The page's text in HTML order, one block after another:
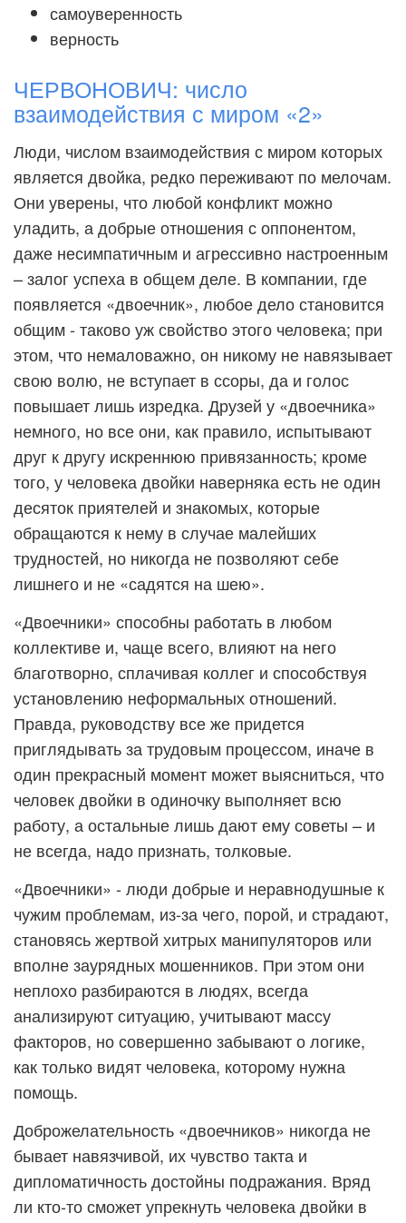
самоуверенность
верность
ЧЕРВОНОВИЧ: число
взаимодействия с миром «2»
Люди, числом взаимодействия с миром которых
является двойка, редко переживают по мелочам.
Они уверены, что любой конфликт можно
уладить, а добрые отношения с оппонентом,
даже несимпатичным и агрессивно настроенным
– залог успеха в общем деле. В компании, где
появляется «двоечник», любое дело становится
общим - таково уж свойство этого человека; при
этом, что немаловажно, он никому не навязывает
свою волю, не вступает в ссоры, да и голос
повышает лишь изредка. Друзей у «двоечника»
немного, но все они, как правило, испытывают
друг к другу искреннюю привязанность; кроме
того, у человека двойки наверняка есть не один
десяток приятелей и знакомых, которые
обращаются к нему в случае малейших
трудностей, но никогда не позволяют себе
лишнего и не «садятся на шею».
«Двоечники» способны работать в любом
коллективе и, чаще всего, влияют на него
благотворно, сплачивая коллег и способствуя
установлению неформальных отношений.
Правда, руководству все же придется
приглядывать за трудовым процессом, иначе в
один прекрасный момент может выясниться, что
человек двойки в одиночку выполняет всю
работу, а остальные лишь дают ему советы – и
не всегда, надо признать, толковые.
«Двоечники» - люди добрые и неравнодушные к
чужим проблемам, из-за чего, порой, и страдают,
становясь жертвой хитрых манипуляторов или
вполне заурядных мошенников. При этом они
неплохо разбираются в людях, всегда
анализируют ситуацию, учитывают массу
факторов, но совершенно забывают о логике,
как только видят человека, которому нужна
помощь.
Доброжелательность «двоечников» никогда не
бывает навязчивой, их чувство такта и
дипломатичность достойны подражания. Вряд
ли кто-то сможет упрекнуть человека двойки в